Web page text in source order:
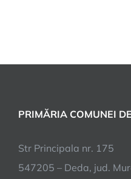
PRIMĂRIA COMUNEI
Str Principala nr. 175
547205 – Deda, jud.